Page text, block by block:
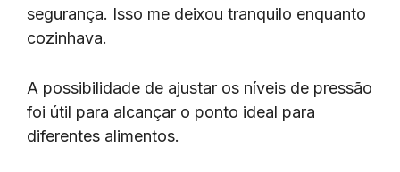
segurança. Isso me deixou tranquilo enquanto
cozinhava.
A possibilidade de ajustar os níveis de pressão
foi útil para alcançar o ponto ideal para
diferentes alimentos.